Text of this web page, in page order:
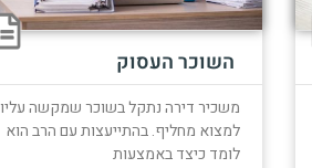
השוכר העסוק
משכיר דירה נתקל בשוכר שמקשה עליו
למצוא מחליף. בהתייעצות עם הרב הוא
לומד כיצד באמצעות